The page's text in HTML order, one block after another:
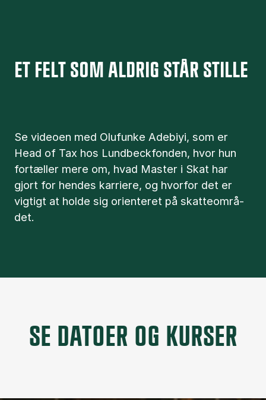
ET FELT SOM ALDRIG STÅR STILLE
Se vi­deo­en med Olufunke Adebiyi, som er
Head of Tax hos Lund­beck­fon­den, hvor hun
for­tæl­ler mere om, hvad Ma­ster i Skat har
gjort for hen­des kar­ri­e­re, og hvor­for det er
vig­tigt at hol­de sig ori­en­te­ret på skat­te­o­m­rå­
det.
SE DATOER OG KURSER